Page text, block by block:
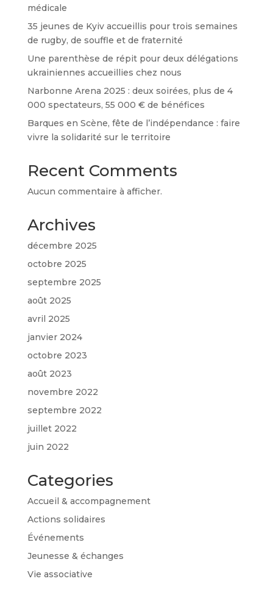
médicale
35 jeunes de Kyiv accueillis pour trois semaines
de rugby, de souffle et de fraternité
Une parenthèse de répit pour deux délégations
ukrainiennes accueillies chez nous
Narbonne Arena 2025 : deux soirées, plus de 4
000 spectateurs, 55 000 € de bénéfices
Barques en Scène, fête de l’indépendance : faire
vivre la solidarité sur le territoire
Recent Comments
Aucun commentaire à afficher.
Archives
décembre 2025
octobre 2025
septembre 2025
août 2025
avril 2025
janvier 2024
octobre 2023
août 2023
novembre 2022
septembre 2022
juillet 2022
juin 2022
Categories
Accueil & accompagnement
Actions solidaires
Événements
Jeunesse & échanges
Vie associative